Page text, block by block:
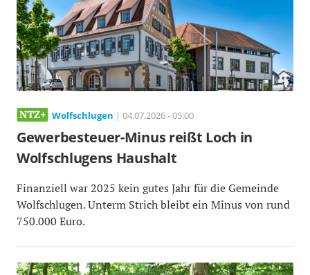
Wolfschlugen | 04.07.2026 - 05:00
Gewerbesteuer-Minus reißt Loch in
Wolfschlugens Haushalt
Finanziell war 2025 kein gutes Jahr für die Gemeinde
Wolfschlugen. Unterm Strich bleibt ein Minus von rund
750.000 Euro.